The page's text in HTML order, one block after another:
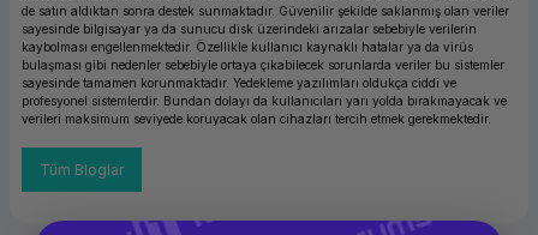
de satın aldıktan sonra destek sunmaktadır. Güvenilir şekilde saklanmış olan veriler
sayesinde bilgisayar ya da sunucu disk üzerindeki arızalar sebebiyle verilerin
kaybolması engellenmektedir. Özellikle kullanıcı kaynaklı hatalar ya da virüs
bulaşması gibi nedenler sebebiyle ortaya çıkabilecek sorunlarda veriler bu sistemler
sayesinde tamamen korunmaktadır. Yedekleme yazılımları oldukça ciddi ve
profesyonel sistemlerdir. Bundan dolayı da kullanıcıları yarı yolda bırakmayacak ve
verileri maksimum seviyede koruyacak olan cihazları tercih etmek gerekmektedir.
Tüm Bloglar